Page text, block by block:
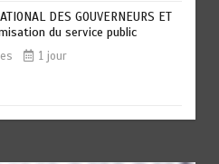
DES GOUVERNEURS ET
du service public
1 jour
Le Togo ouvre la voie pour